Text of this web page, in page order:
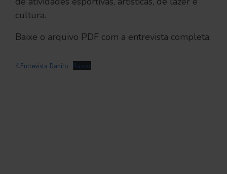
cultura.
Baixe o arquivo PDF com a entrevista completa:
4.Entrevista_Danilo Baixar